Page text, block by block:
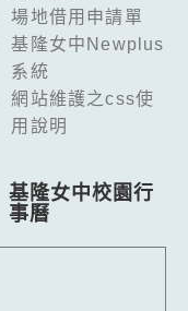
場地借用申請單
基隆女中Newplus
系統
網站維護之css使
用說明
基隆女中校園行
事曆